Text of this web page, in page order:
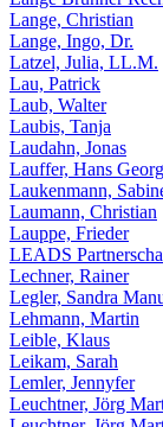
Lange, Christian
Lange, Ingo, Dr.
Latzel, Julia, LL.M.
Lau, Patrick
Laub, Walter
Laubis, Tanja
Laudahn, Jonas
Lauffer, Hans
Laukenmann,
Laumann, Christian
Lauppe, Frieder
LEADS
Lechner, Rainer
Legler, Sandra
Lehmann, Martin
Leible, Klaus
Leikam, Sarah
Lemler, Jennyfer
Leuchtner, Jörg